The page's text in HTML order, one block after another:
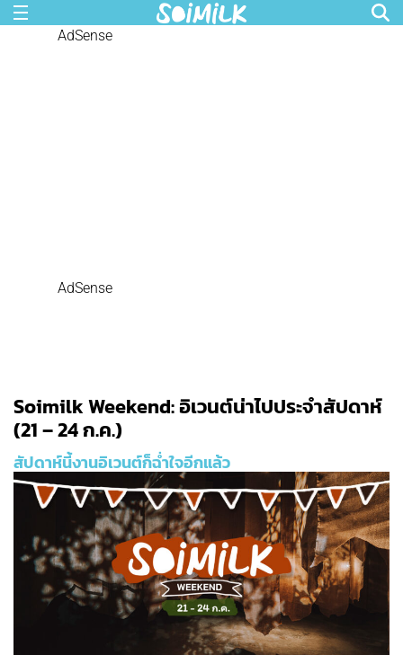
AdSense
AdSense
Soimilk Weekend: อิเวนต์น่าไปประจำสัปดาห์
(21 – 24 ก.ค.)
สัปดาห์นี้งานอิเวนต์ก็ฉ่ำใจอีกแล้ว